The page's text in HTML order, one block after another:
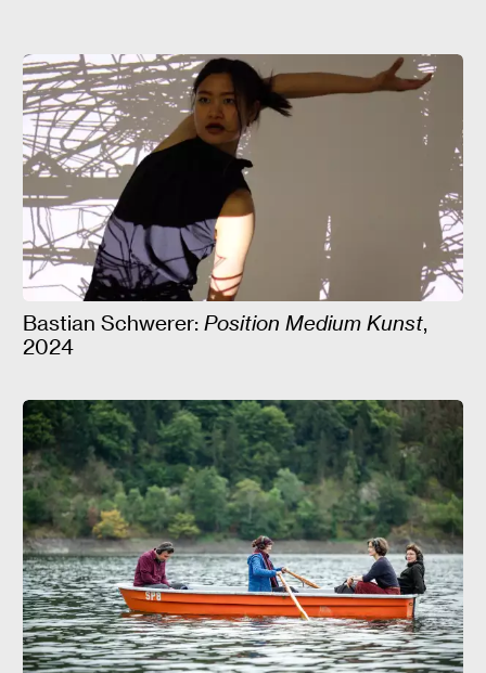
Bastian Schwerer:Position Medium Kunst,
2024